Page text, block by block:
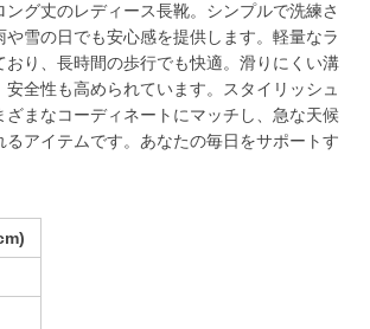
グ丈のレディース長靴。シンプルで洗練さ
や雪の日でも安心感を提供します。軽量なラ
おり、長時間の歩行でも快適。滑りにくい溝
全性も高められています。スタイリッシュ
ざまなコーディネートにマッチし、急な天候
るアイテムです。あなたの毎日をサポートす